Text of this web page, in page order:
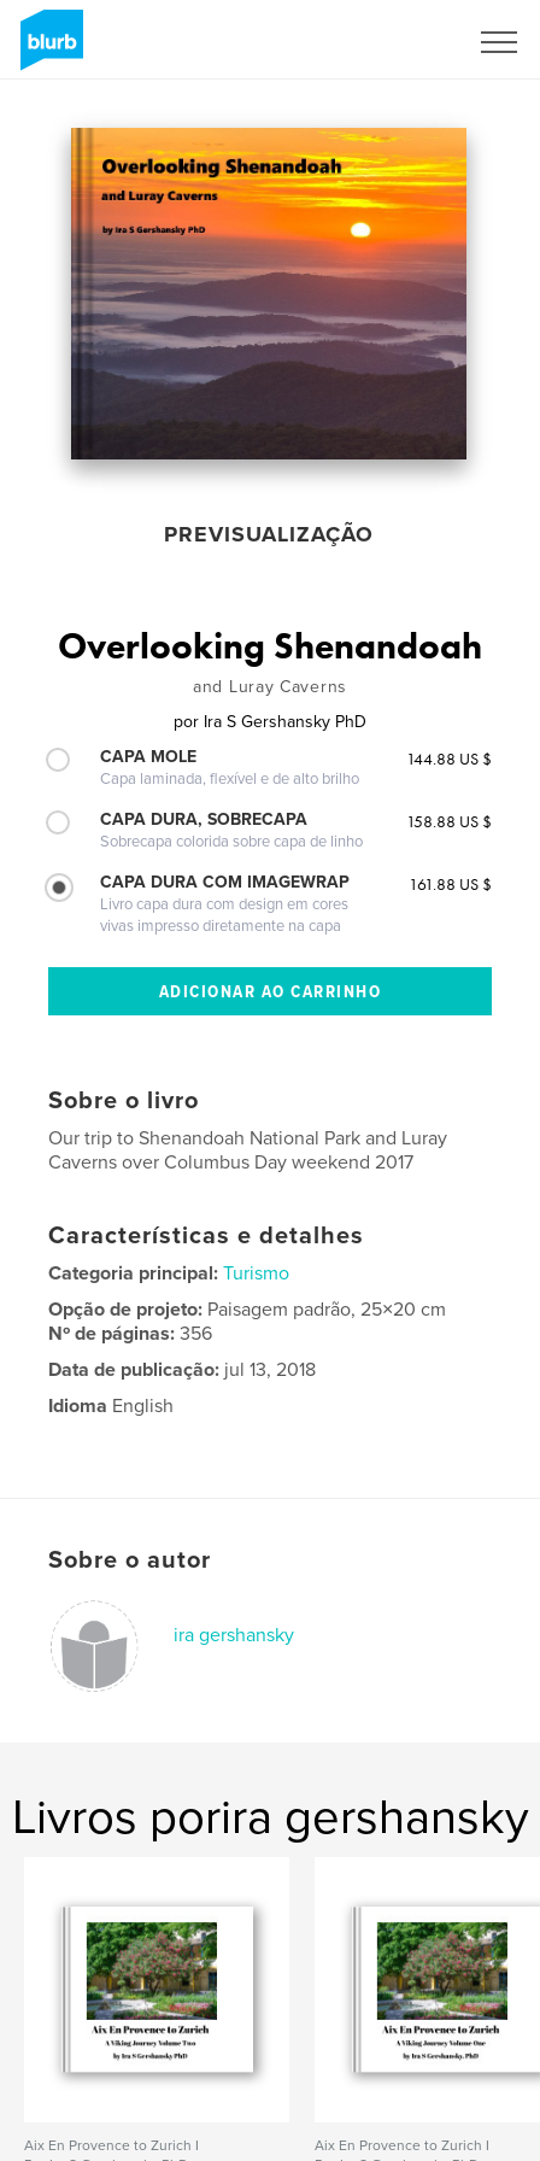
PREVISUALIZAÇÃO
Overlooking Shenandoah
and Luray Caverns
por Ira S Gershansky PhD
CAPA MOLE
Capa laminada, flexível e de alto brilho
144.88 US $
CAPA DURA, SOBRECAPA
Sobrecapa colorida sobre capa de linho
158.88 US $
CAPA DURA COM IMAGEWRAP
Livro capa dura com design em cores
vivas impresso diretamente na capa
161.88 US $
Sobre o livro
Our trip to Shenandoah National Park and Luray
Caverns over Columbus Day weekend 2017
Características e detalhes
Categoria principal: Turismo
Opção de projeto: Paisagem padrão, 25×20 cm
Nº de páginas:356
Data de publicação: jul 13, 2018
Idioma English
Sobre o autor
ira gershansky
Livros porira gershansky
Aix En Provence to Zurich I
Aix En Provence to Zurich I